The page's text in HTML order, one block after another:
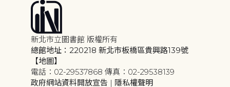
新北市立圖書館 版權所有
總館地址：220218 新北市板橋區貴興路139號
【地圖】
電話：02-29537868 傳真：02-29538139
政府網站資料開放宣告 | 隱私權聲明